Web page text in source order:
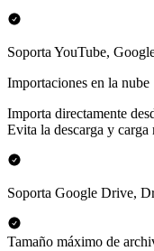
Soporta YouTube,
Importaciones en la nube
Importa directamente
Evita la descarga y carga
Soporta Google Drive,
Tamaño máximo de